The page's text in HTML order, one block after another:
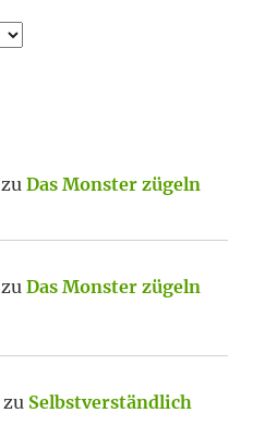
zuDas Monster zügeln
zuDas Monster zügeln
zu Selbstverständlich